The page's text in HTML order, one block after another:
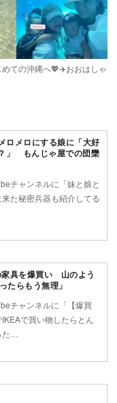
めての沖縄へ💖✈️おおはしゃ
ロメロにする娘に「大好
」 もんじゃ屋での団欒
チャンネルに「妹と娘と
た秘密兵器も紹介してる
具を爆買い 山のよう
たらもう無理」
チャンネルに「【爆買
で買い物したらとん
…